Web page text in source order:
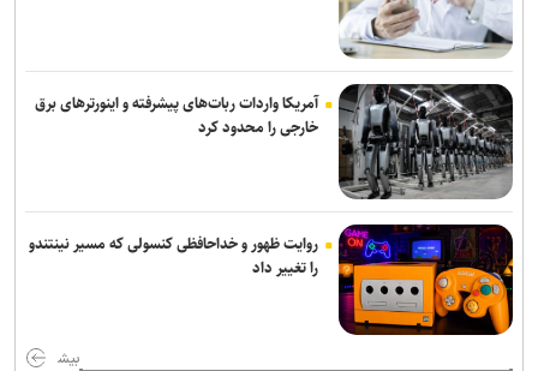
آمریکا واردات ربات‌های پیشرفته و اینورترهای برق
خارجی را محدود کرد
روایت ظهور و خداحافظی کنسولی که مسیر نینتندو
را تغییر داد
بیش